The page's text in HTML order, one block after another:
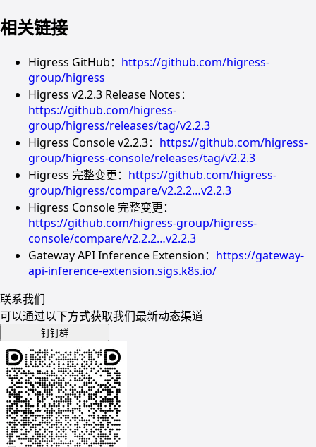
相关链接
Higress GitHub： https://github.com/higress-
group/higress
Higress v2.2.3 Release Notes：
https://github.com/higress-
group/higress/releases/tag/v2.2.3
Higress Console v2.2.3： https://github.com/higress-
group/higress-console/releases/tag/v2.2.3
Higress 完整变更： https://github.com/higress-
group/higress/compare/v2.2.2…v2.2.3
Higress Console 完整变更：
https://github.com/higress-group/higress-
console/compare/v2.2.2…v2.2.3
Gateway API Inference Extension： https://gateway-
api-inference-extension.sigs.k8s.io/
联系我们
可以通过以下方式获取我们最新动态渠道
钉钉群